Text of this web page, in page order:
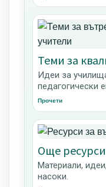
Теми за
Идеи за
педагогически
Прочети
Още ресурси
Материали,
насоки.